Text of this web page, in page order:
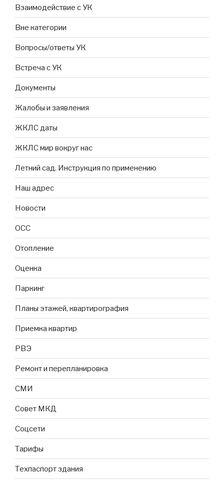
Взаимодействие с УК
Вне категории
Вопросы/ответы УК
Встреча с УК
Документы
Жалобы и заявления
ЖКЛС даты
ЖКЛС мир вокруг нас
Летний сад. Инструкция по применению
Наш адрес
Новости
ОСС
Отопление
Оценка
Паркинг
Планы этажей, квартирография
Приемка квартир
РВЭ
Ремонт и перепланировка
СМИ
Совет МКД
Соцсети
Тарифы
Техпаспорт здания